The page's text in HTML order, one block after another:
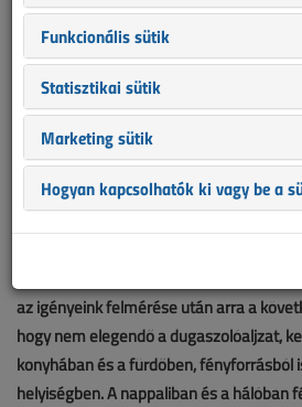
Segítség! Megvásároltunk egy
az igényeink felmérése után arra a
hogy nem elegendő a dugaszolóaljzat,
konyhában és a fürdőben, fényforrásból
helyiségben. A nappaliban és a hálóban
Funkcionális sütik
Statisztikai sütik
Marketing sütik
Hogyan kapcsolhatók ki vagy be a